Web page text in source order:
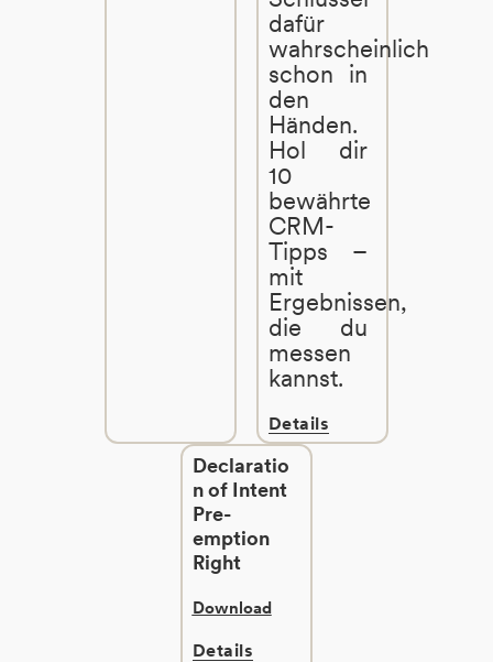
dafür
wahrscheinlich
schon in
den
Händen.
Hol dir
10
bewährte
CRM-
Tipps –
mit
Ergebnissen,
die du
messen
kannst.
Details
Declaratio
n of Intent
Pre-
emption
Right
Download
Details